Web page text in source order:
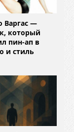
Варгас —
который
пин-ап в
и стиль